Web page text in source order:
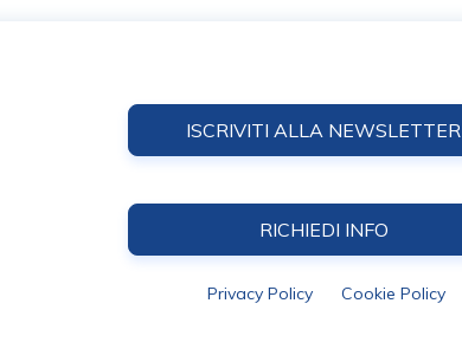
ISCRIVITI ALLA NEWSLETTER
RICHIEDI INFO
Privacy Policy Cookie Policy